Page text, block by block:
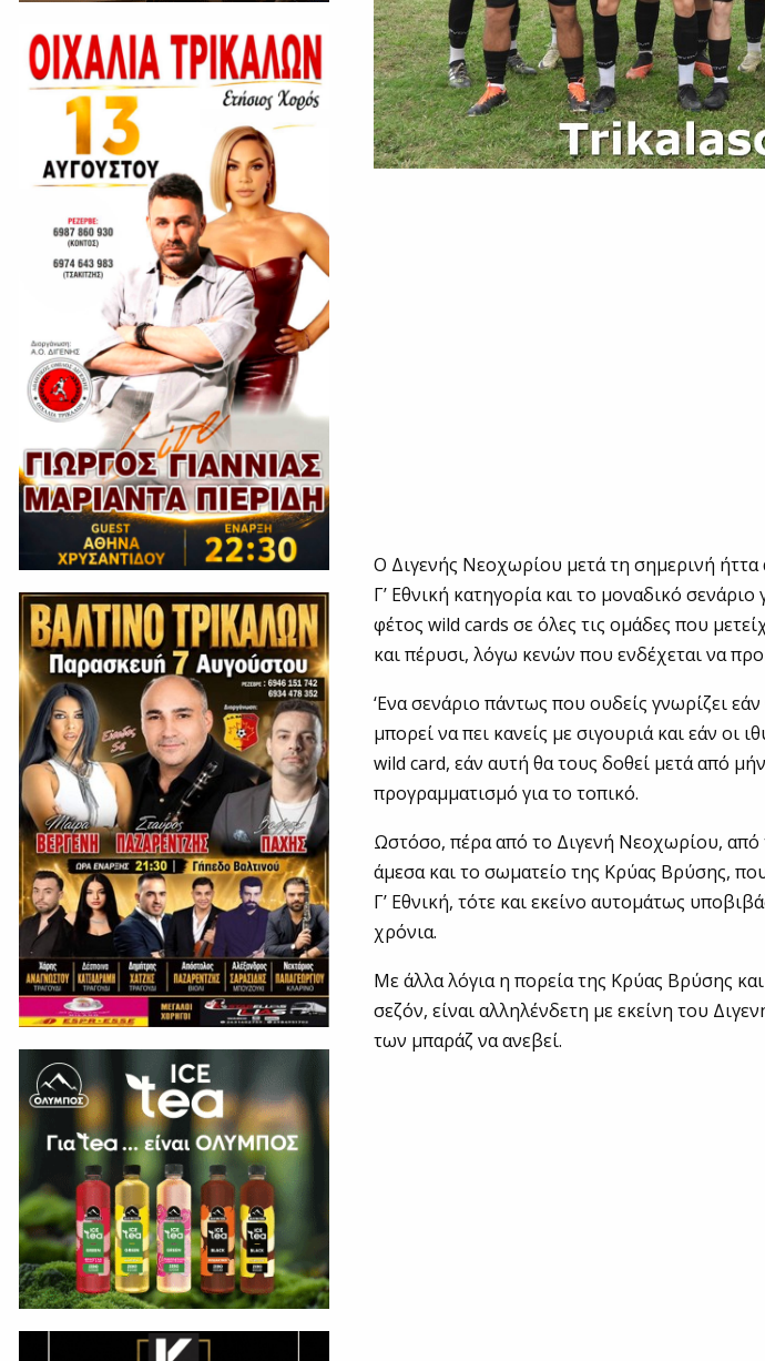
Ο Διγενής Νεοχωρίου μετά τη σημερινή
Γ’ Εθνική κατηγορία και το μοναδικό
φέτος wild cards σε όλες τις ομάδες που
και πέρυσι, λόγω κενών που ενδέχεται να
‘Ενα σενάριο πάντως που ουδείς γνωρίζει
μπορεί να πει κανείς με σιγουριά και εάν οι
wild card, εάν αυτή θα τους δοθεί μετά από
προγραμματισμό για το τοπικό.
Ωστόσο, πέρα από το Διγενή Νεοχωρίου, από
άμεσα και το σωματείο της Κρύας Βρύσης,
Γ’ Εθνική, τότε και εκείνο αυτομάτως
χρόνια.
Με άλλα λόγια η πορεία της Κρύας Βρύσης
σεζόν, είναι αλληλένδετη με εκείνη του
των μπαράζ να ανεβεί.